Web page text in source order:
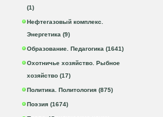
(1)
Нефтегазовый комплекс.
Энергетика (9)
Образование. Педагогика (1641)
Охотничье хозяйство. Рыбное
хозяйство (17)
Политика. Политология (875)
Поэзия (1674)